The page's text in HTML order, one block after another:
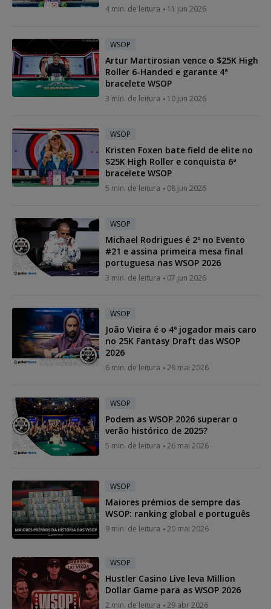
4 min. de leitura 11 jun 2026
WSOP
Artur Martirosian vence o $25K High
Roller 6-Handed e garante 4ª
bracelete WSOP
3 min. de leitura 10 jun 2026
WSOP
Kristen Foxen bate field de elite no
$25K High Roller e conquista 6ª
bracelete WSOP
5 min. de leitura 08 jun 2026
WSOP
Michael Rodrigues é 2º no Evento
#21 e assina primeira mesa final
portuguesa nas WSOP 2026
3 min. de leitura 07 jun 2026
WSOP
João Vieira é o 4º jogador mais caro
no 25K Fantasy Draft das WSOP
2026
6 min. de leitura 28 mai 2026
WSOP
Podem as WSOP 2026 superar o
verão histórico de 2025?
5 min. de leitura 26 mai 2026
WSOP
Maiores prémios de sempre das
WSOP: ranking global e português
9 min. de leitura 20 mai 2026
WSOP
Hustler Casino Live leva Million
Dollar Game para as WSOP 2026
2 min. de leitura 29 abr 2026